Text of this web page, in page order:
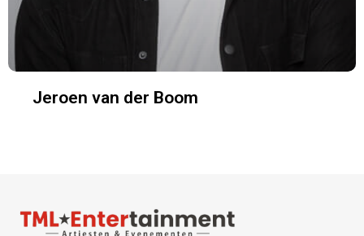
Jeroen van der Boom